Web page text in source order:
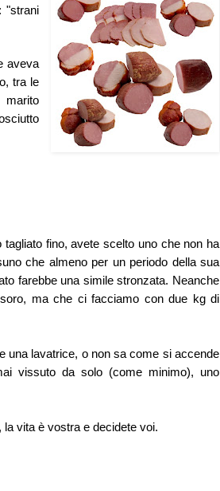
"strani
aveva
tra le
marito
tagliato fino, avetescelto uno che non ha
che almeno per un periodo della sua
farebbe una simile stronzata. Neanche
ma che ci facciamo con due kg di
una lavatrice, o non sa come si accende
vissuto da solo (come minimo), uno
vita è vostra e decidete voi.